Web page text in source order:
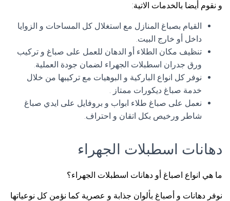
و نقوم أيضا بالخدمات الاتية:
القيام بصباغ المنازل مع استغلال كل المساحات و الزوايا
داخل أو خارج البيت.
تنظيف مكان الطلاء أو الدهان للعمل على صباغ و تركيب
ورق جدران اسطبلات الجهراء لضمان جودة العملية.
نوفر كل انواع الباركية و البوهيات مع تركيبها من خلال
خدمة صباغ ديكورات ممتاز .
نعمل على صباغ طلاء ابواب و بروفايل على ايدي صباغ
شاطر ورخيص بكل اتقان و احتراف.
دهانات اسطبلات الجهراء
ما هي انواع اصباغ أو دهانات اسطبلات الجهراء؟
نوفر دهانات و أصباغ بألوان جذابة و عصرية كما نؤمن كل نوعياتها